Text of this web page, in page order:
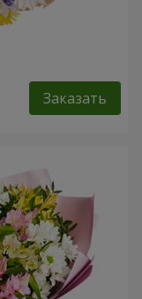
Заказать